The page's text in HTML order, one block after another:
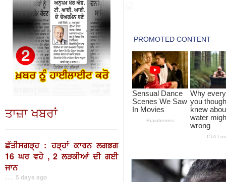
ਤਾਜ਼ਾ ਖਬਰਾਂ
ਛੱਤੀਸਗੜ੍ਹ : ਹੜ੍ਹਾਂ ਕਾਰਨ ਲਗਭਗ
16 ਘਰ ਵਹੇ , 2 ਲੜਕੀਆਂ ਦੀ ਗਈ
ਜਾਨ
. . . 5 days ago